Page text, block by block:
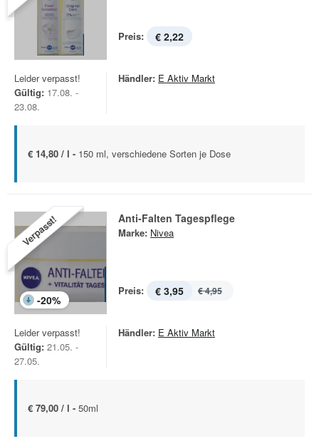
Preis: € 2,22
Leider verpasst!
Gültig: 17.08. -
23.08.
Händler: E Aktiv Markt
€ 14,80 / l - 150 ml, verschiedene Sorten je Dose
Verpasst!
-20%
Anti-Falten Tagespflege
Marke: Nivea
Preis: € 3,95 € 4,95
Leider verpasst!
Gültig: 21.05. -
27.05.
Händler: E Aktiv Markt
€ 79,00 / l - 50ml